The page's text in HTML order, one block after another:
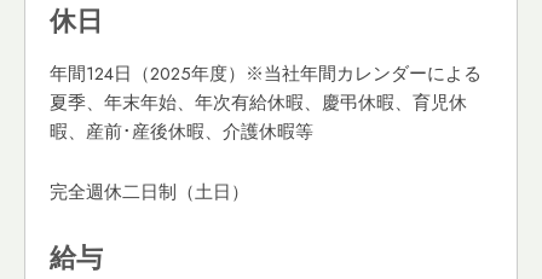
休日
年間124日（2025年度）※当社年間カレンダーによる
夏季、年末年始、年次有給休暇、慶弔休暇、育児休
暇、産前･産後休暇、介護休暇等
完全週休二日制（土日）
給与